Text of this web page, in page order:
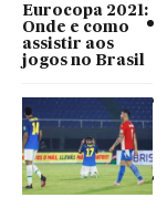
Eurocopa 2021:
Onde e como
assistir aos
jogos no Brasil